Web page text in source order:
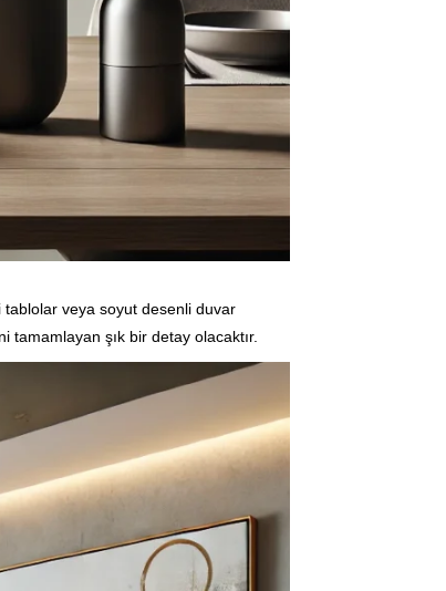
tablolar veya soyut desenli duvar
şık bir detay olacaktır.